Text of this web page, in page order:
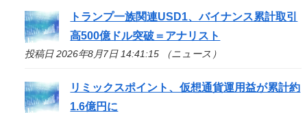
トランプ一族関連USD1、バイナンス累計取引
高500億ドル突破＝アナリスト
投稿日 2026年8月7日 14:41:15 （ニュース）
リミックスポイント、仮想通貨運用益が累計約
1.6億円に